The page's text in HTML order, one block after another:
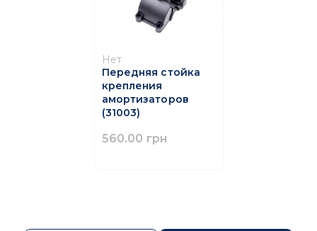
Нет
Передняя стойка
крепления
амортизаторов
(31003)
560.00 грн